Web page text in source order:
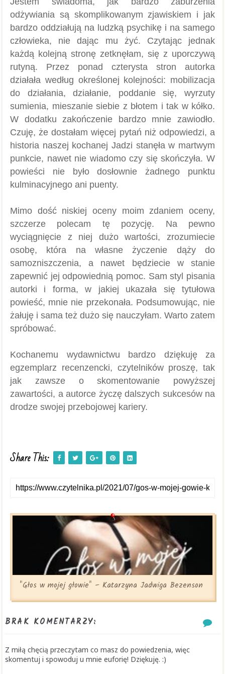
odżywiania są skomplikowanym zjawiskiem i jak
bardzo oddziałują na ludzką psychikę i na samego
człowieka, nie dając mu żyć. Czytając jednak
każdą kolejną stronę zetknęłam, się z uporczywą
rutyną. Przez ponad czterysta stron autorka
działała według określonej kolejności: mobilizacja
do działania, działanie, poddanie się, wyrzuty
sumienia, mieszanie siebie z błotem i tak w kółko.
W dodatku zakończenie bardzo mnie zawiodło.
Czuję, że dostałam więcej pytań niż odpowiedzi, a
historia naszej kochanej Jadzi stanęła w martwym
punkcie, nawet nie wiadomo czy się skończyła. W
powieści nie było dosłownie żadnego punktu
kulminacyjnego ani puenty.
Mimo dość niskiej oceny moim zdaniem oceny,
szczerze polecam tę pozycję. Na pewno
wyciągnięcie z niej dużo wartości, zrozumiecie
osobę, która na własne życzenie dąży do
samozniszczenia, a nawet będziecie w stanie
zapewnić jej odpowiednią pomoc. Sam styl pisania
autorki i forma, w jakiej ukazała się tytułowa
powieść, mnie nie przekonała. Podsumowując, nie
żałuję i sama też dużo się nauczyłam. Warto zatem
spróbować.
Kochanemu wydawnictwu bardzo dziękuję za
egzemplarz recenzencki, czytelników proszę, tak
jak zawsze o skomentowanie powyższej
zawartości, a autorce życzę dalszych sukcesów na
drodze swojej przebojowej kariery.
Share This:
"Głos w mojej głowie" – Katarzyna Jadwiga Bezenson
BRAK KOMENTARZY:
Z miłą chęcią przeczytam co masz do powiedzenia, więc
skomentuj i spowoduj u mnie euforię! Dziękuję. :)